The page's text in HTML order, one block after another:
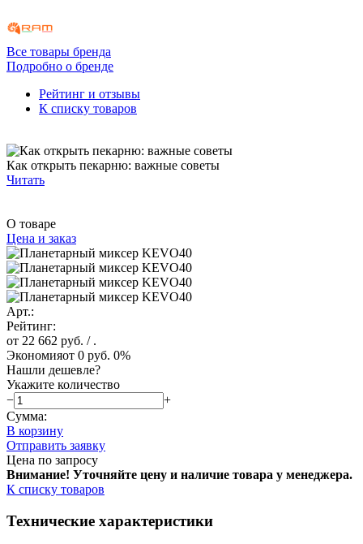
Все товары бренда
Подробно о бренде
Рейтинг и отзывы
К списку товаров
Как открыть пекарню: важные советы
Читать
О товаре
Цена и заказ
Арт.:
Рейтинг:
от 22 662 руб. / .
Экономияот 0 руб. 0%
Нашли дешевле?
Укажите количество
−
+
Сумма:
В корзину
Отправить заявку
Цена по запросу
Внимание! Уточняйте цену и наличие товара у менеджера.
К списку товаров
Технические характеристики